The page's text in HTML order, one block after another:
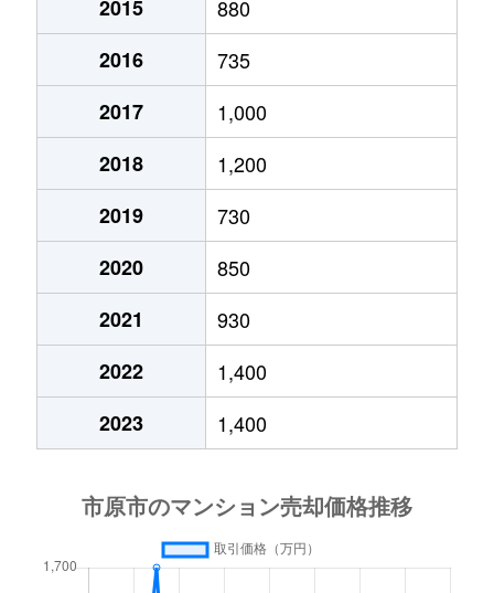
ちはら台西 1,900万円
ちはら台西
3,900万円
ちはら台西
2,200万円
ちはら台西
2,200万円
ちはら台西
3,100万円
ちはら台東
1,500万円
ちはら台東
1,400万円
ちはら台東
900万円
ちはら台南
1,300万円
ちはら台南
ちはら台
1,300万円 ちはら台
2015
880
2016
735
2017
1,000
2018
1,200
2019
730
2020
850
2021
930
2022
1,400
2023
1,400